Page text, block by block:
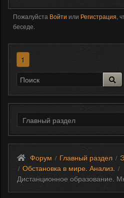
Пожалуйста Войти или Регистрация,
беседе.
1
Форум / Главный раздел /
/ Обстановка в мире. Анализ. /
Дистанционное образование.